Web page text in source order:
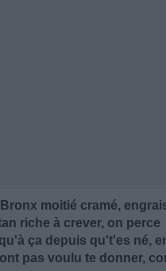
moitié cramé,
riche à crever, on perce
ça depuis qu't'es né,
pas voulu te donner,